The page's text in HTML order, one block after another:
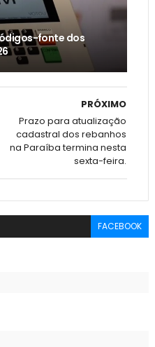
fonte dos
PRÓXIMO
Prazo para atualização
cadastral dos rebanhos
na Paraíba termina nesta
sexta-feira.
FACEBOOK